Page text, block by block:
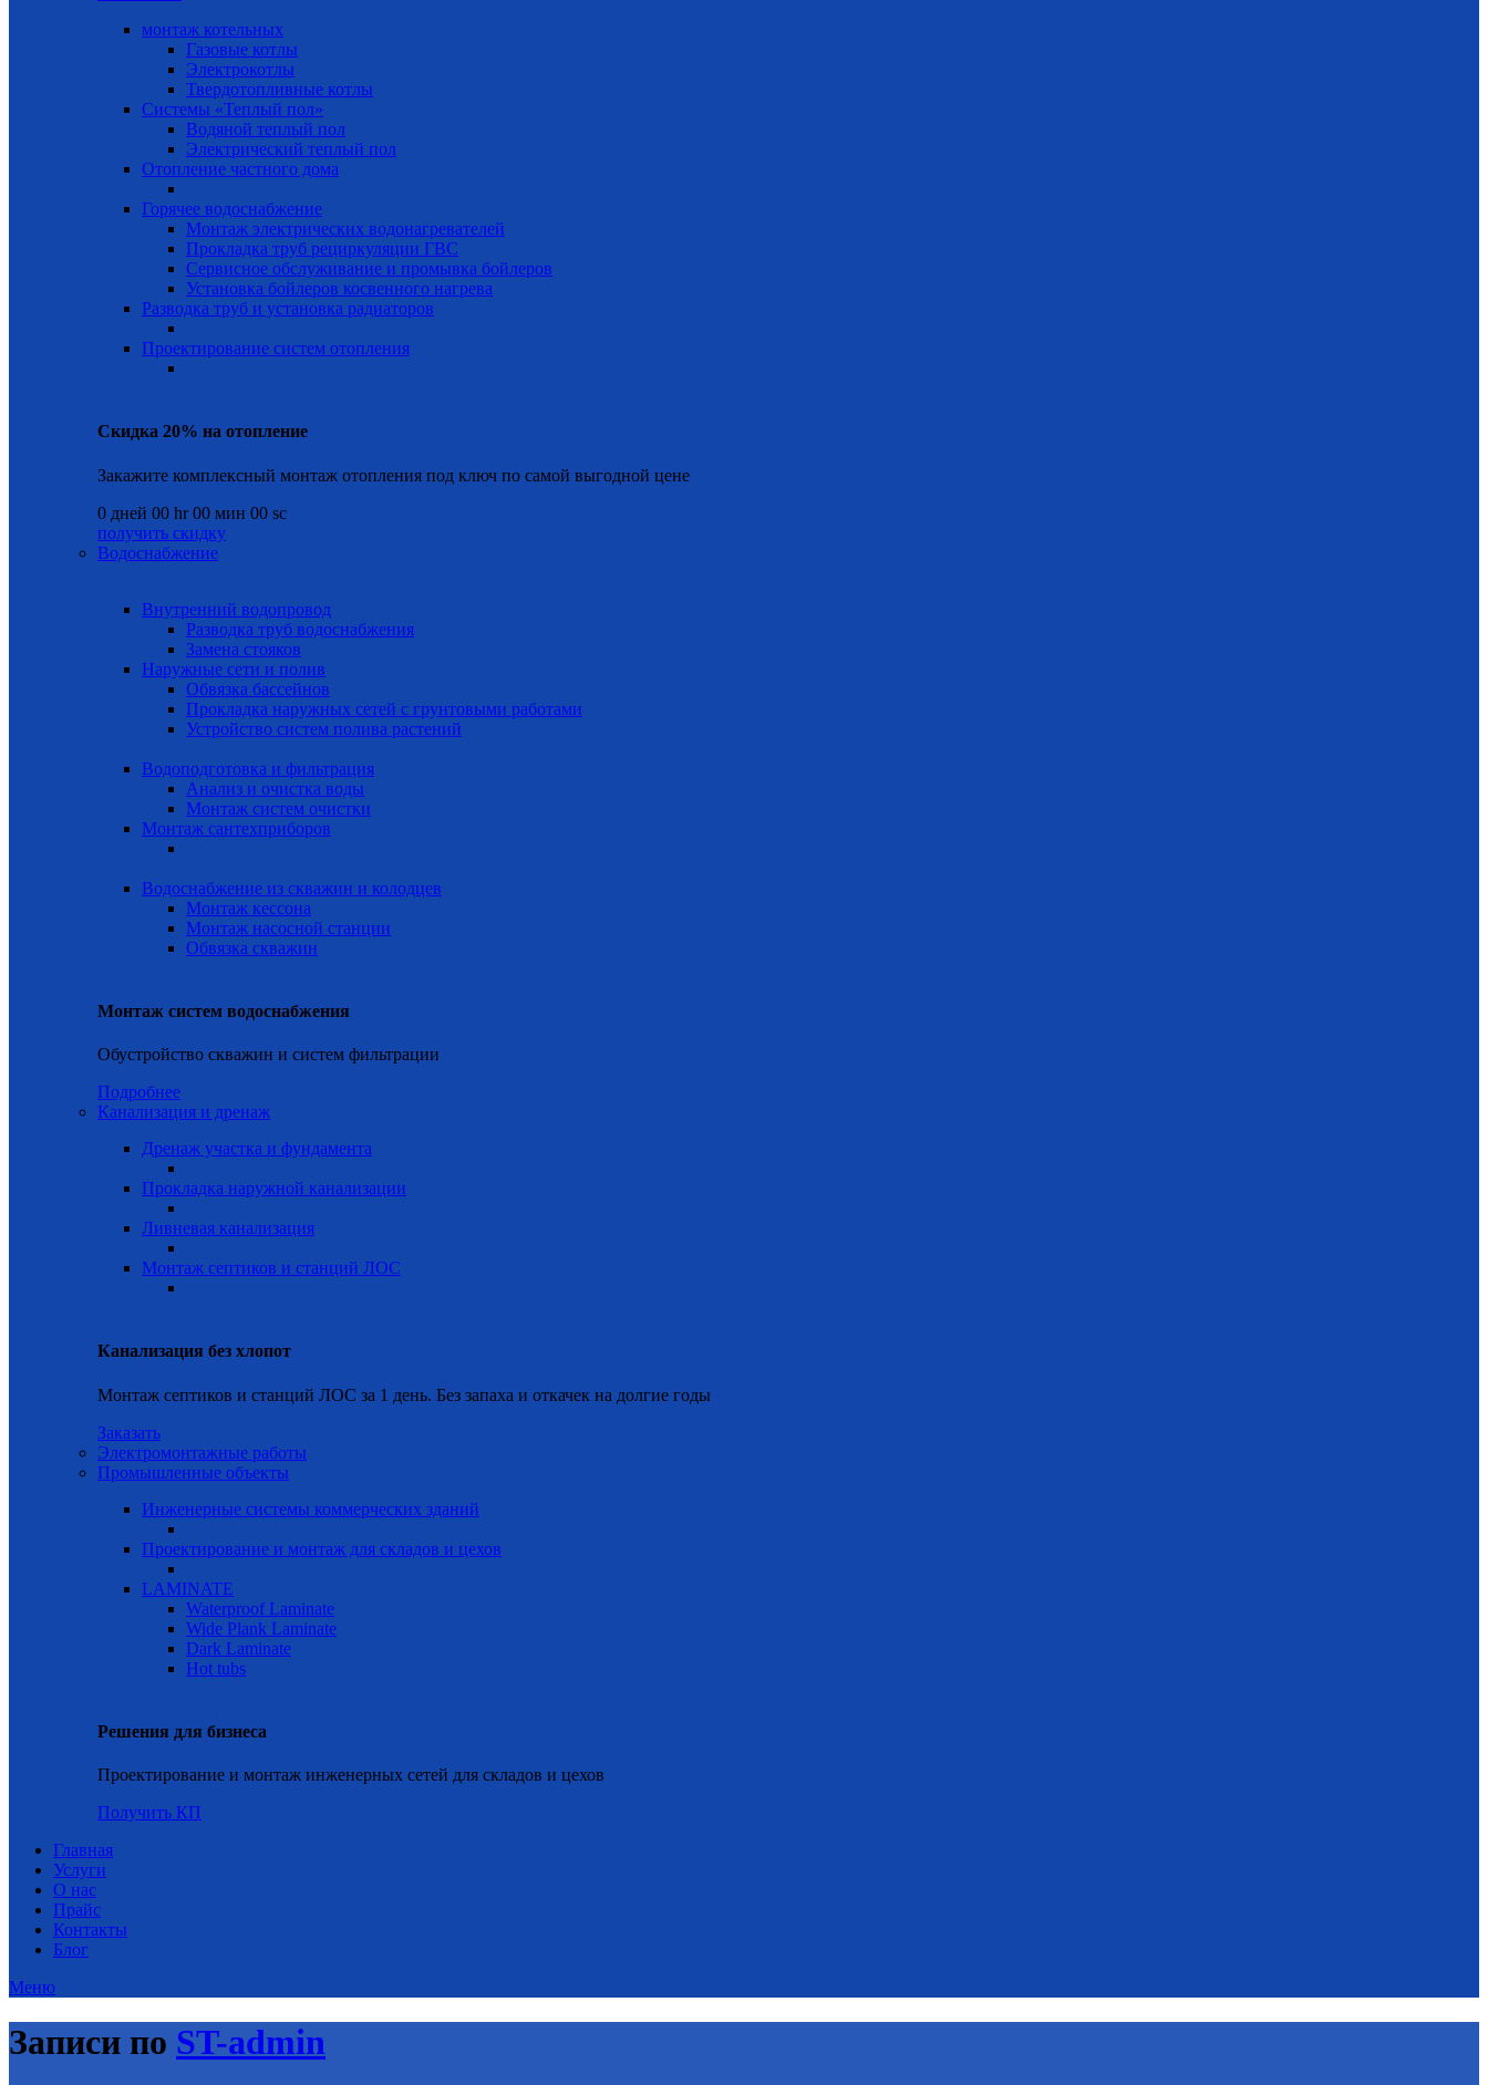
монтаж котельных
Газовые котлы
Электрокотлы
Твердотопливные котлы
Системы «Теплый пол»
Водяной теплый пол
Электрический теплый пол
Отопление частного дома
Горячее водоснабжение
Монтаж электрических водонагревателей
Прокладка труб рециркуляции ГВС
Сервисное обслуживание и промывка бойлеров
Установка бойлеров косвенного нагрева
Разводка труб и установка радиаторов
Проектирование систем отопления
Скидка 20% на отопление
Закажите комплексный монтаж отопления под ключ по самой выгодной цене
0 дней 00 hr00 мин 00 sc
получить скидку
Водоснабжение
Внутренний водопровод
Разводка труб водоснабжения
Замена стояков
Наружные сети и полив
Обвязка бассейнов
Прокладка наружных сетей с грунтовыми работами
Устройство систем полива растений
Водоподготовка и фильтрация
Анализ и очистка воды
Монтаж систем очистки
Монтаж сантехприборов
Водоснабжение из скважин и колодцев
Монтаж кессона
Монтаж насосной станции
Обвязка скважин
Монтаж систем водоснабжения
Обустройство скважин и систем фильтрации
Подробнее
Канализация и дренаж
Дренаж участка и фундамента
Прокладка наружной канализации
Ливневая канализация
Монтаж септиков и станций ЛОС
Канализация без хлопот
Монтаж септиков и станций ЛОС за 1 день. Без запаха и откачек на долгие годы
Заказать
Электромонтажные работы
Промышленные объекты
Инженерные системы коммерческих зданий
Проектирование и монтаж для складов и цехов
LAMINATE
Waterproof Laminate
Wide Plank Laminate
Dark Laminate
Hot tubs
Решения для бизнеса
Проектирование и монтаж инженерных сетей для складов и цехов
Получить КП
Главная
Услуги
О нас
Прайс
Контакты
Блог
Меню
Записи по ST-admin